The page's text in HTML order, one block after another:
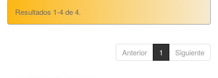
Resultados 1-4 de 4.
Anterior 1 Siguiente